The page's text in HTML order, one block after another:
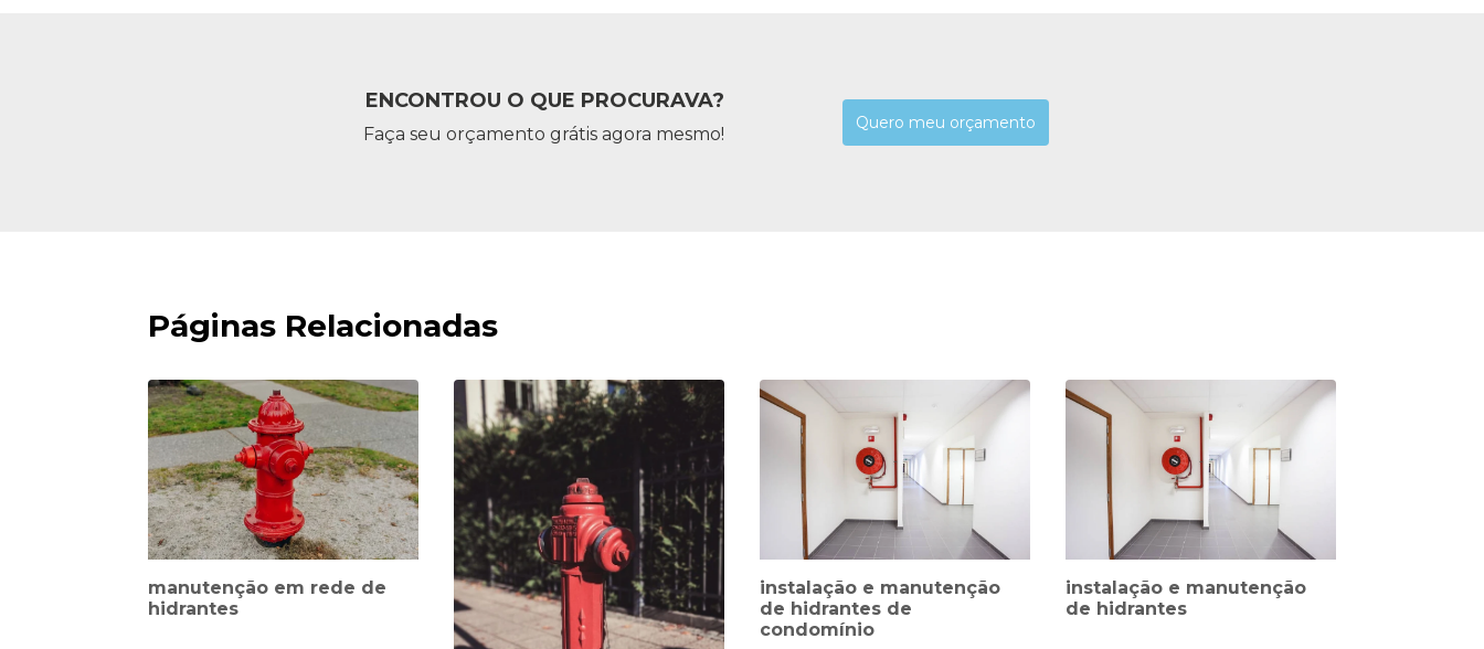
ENCONTROU O QUE PROCURAVA?
Faça seu orçamento grátis agora mesmo!
Quero meu orçamento
Páginas Relacionadas
manutenção em rede de
hidrantes
instalação e manutenção
de hidrantes de
condomínio
instalação e manutenção
de hidrantes